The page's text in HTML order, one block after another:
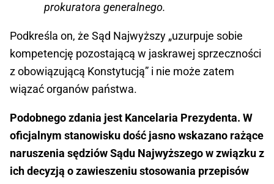
prokuratora generalnego.
Podkreśla on, że Sąd Najwyższy „uzurpuje sobie
kompetencję pozostającą w jaskrawej sprzeczności
z obowiązującą Konstytucją” i nie może zatem
wiązać organów państwa.
Podobnego zdania jest Kancelaria Prezydenta. W
oficjalnym stanowisku dość jasno wskazano rażące
naruszenia sędziów Sądu Najwyższego w związku z
ich decyzją o zawieszeniu stosowania przepisów